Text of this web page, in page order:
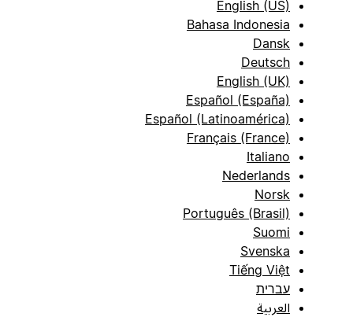
English (US)
Bahasa Indonesia
Dansk
Deutsch
English (UK)
Español (España)
Español (Latinoamérica)
Français (France)
Italiano
Nederlands
Norsk
Português (Brasil)
Suomi
Svenska
Tiếng Việt
עברית
العربية